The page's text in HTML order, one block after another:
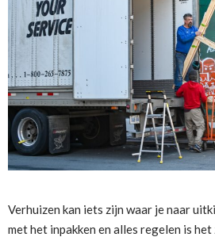
Verhuizen kan iets zijn waar je naar
met het inpakken en alles regelen is